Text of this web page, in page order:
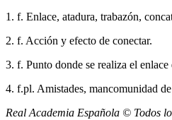
1. f. Enlace, atadura, trabazón,
2. f. Acción y efecto de conectar.
3. f. Punto donde se realiza el enlace
4. f.pl. Amistades, mancomunidad
Real Academia Española © Todos